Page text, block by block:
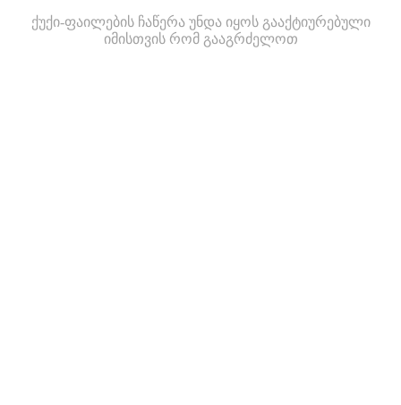
ქუქი-ფაილების ჩაწერა უნდა იყოს გააქტიურებული
იმისთვის რომ გააგრძელოთ